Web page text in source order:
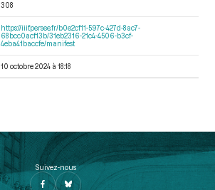
308
https://iiif.persee.fr/b0e2cf11-597c-427d-8ac7-
68bcc0acf13b/31eb2316-21c4-4506-b3cf-
4eba41baccfe/manifest
10 octobre 2024 à 18:18
Suivez-nous